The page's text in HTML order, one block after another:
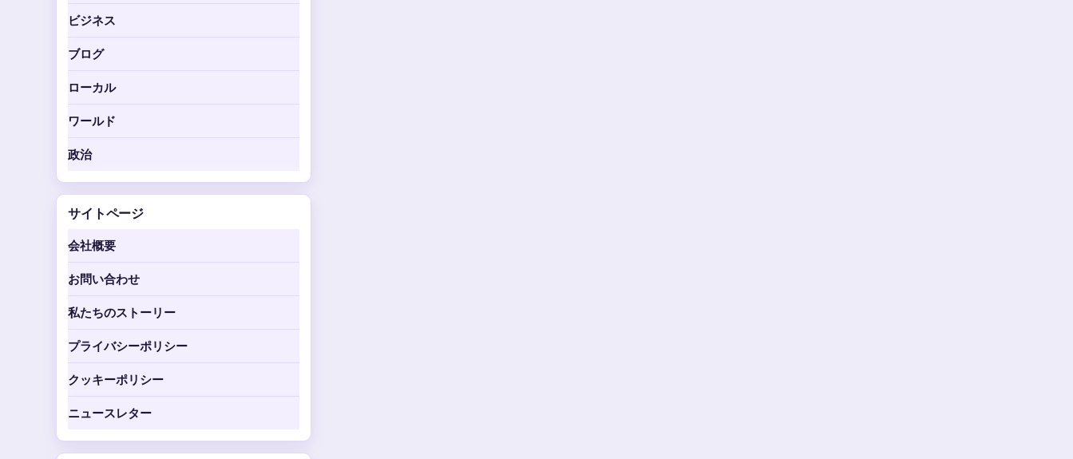
ビジネス
ブログ
ローカル
ワールド
政治
サイトページ
会社概要
お問い合わせ
私たちのストーリー
プライバシーポリシー
クッキーポリシー
ニュースレター